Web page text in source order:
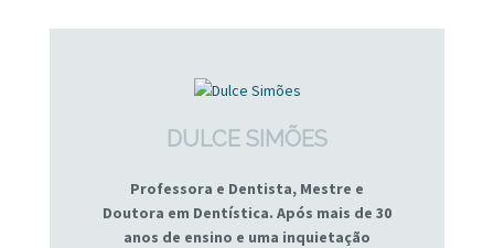
DULCE SIMÕES
Professora e Dentista, Mestre e
Doutora em Dentística. Após mais de 30
anos de ensino e uma inquietação